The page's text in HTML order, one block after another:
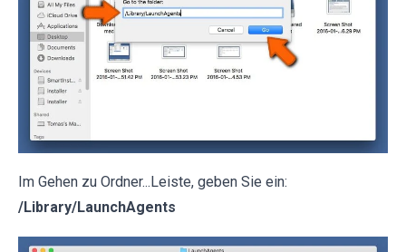
Im Gehen zu Ordner...Leiste, geben Sie ein:
/Library/LaunchAgents